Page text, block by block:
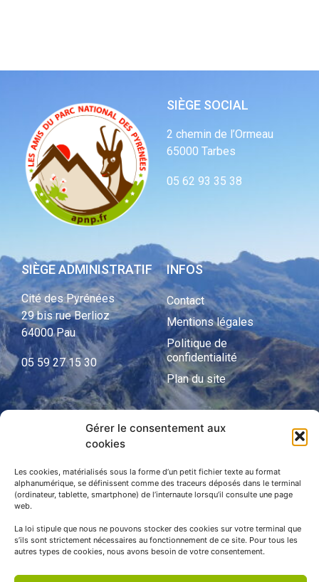
Gérer le consentement aux
cookies
Les cookies, matérialisés sous la forme d’un petit fichier texte au format
alphanumérique, se définissent comme des traceurs déposés dans le terminal
(ordinateur, tablette, smartphone) de l’internaute lorsqu’il consulte une page
web.
La loi stipule que nous ne pouvons stocker des cookies sur votre terminal que
s’ils sont strictement nécessaires au fonctionnement de ce site. Pour tous les
autres types de cookies, nous avons besoin de votre consentement.
SIÈGE SOCIAL
2 chemin de l’Ormeau
65000 Tarbes
05 62 93 35 38
SIÈGE ADMINISTRATIF
Cité des Pyrénées
29 bis rue Berlioz
64000 Pau
05 59 27 15 30
INFOS
Contact
Mentions légales
Politique de
confidentialité
Plan du site
Parc national des Pyrénées